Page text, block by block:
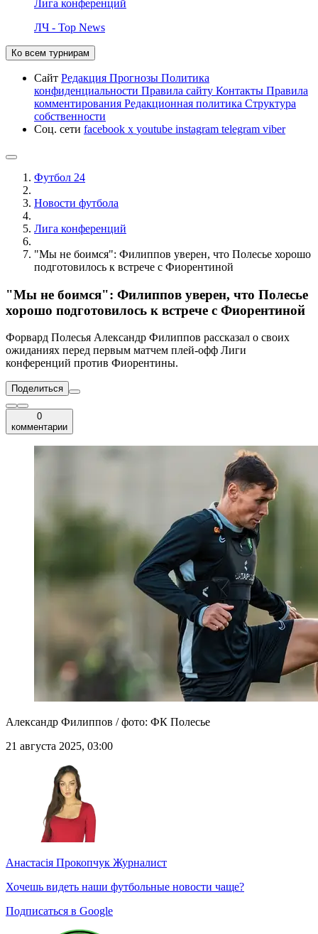
Лига конференций
ЛЧ - Top News
Ко всем турнирам
Сайт Редакция Прогнозы Политика
конфиденциальности Правила сайту Контакты Правила
комментирования Редакционная политика Структура
собственности
Соц. сети facebook x youtube instagram telegram viber
Футбол 24
Новости футбола
Лига конференций
"Мы не боимся": Филиппов уверен, что Полесье хорошо
подготовилось к встрече с Фиорентиной
"Мы не боимся": Филиппов уверен, что Полесье
хорошо подготовилось к встрече с Фиорентиной
Форвард Полесья Александр Филиппов рассказал о своих
ожиданиях перед первым матчем плей-офф Лиги
конференций против Фиорентины.
Поделиться
0
комментарии
Александр Филиппов / фото: ФК Полесье
21 августа 2025, 03:00
Анастасія Прокопчук Журналист
Хочешь видеть наши футбольные новости чаще?
Подписаться в Google